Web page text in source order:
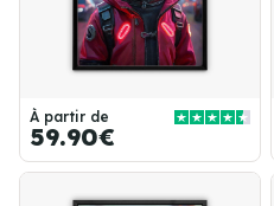
À partir de
59.90€